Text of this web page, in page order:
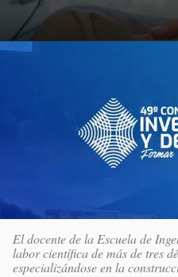
Imagen
El docente de la Escuela de
labor científica de más de tres
especializándose en la